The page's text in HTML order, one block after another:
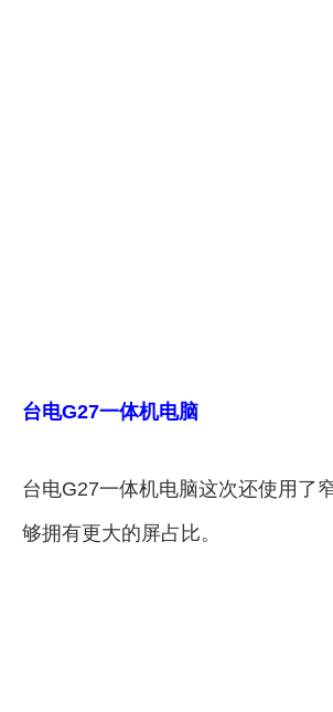
台电G27一体机电脑
台电G27一体机电脑这次还使用了
够拥有更大的屏占比。